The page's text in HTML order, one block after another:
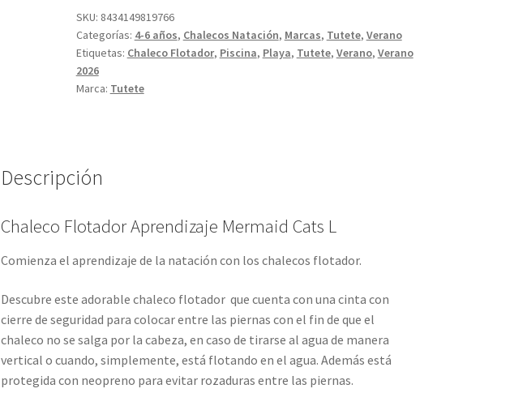
SKU: 8434149819766
Categorías: 4-6 años, Chalecos Natación, Marcas, Tutete, Verano
Etiquetas: Chaleco Flotador, Piscina, Playa, Tutete, Verano, Verano
2026
Marca: Tutete
Descripción
Chaleco Flotador Aprendizaje Mermaid Cats L
Comienza el aprendizaje de la natación con los chalecos flotador.
Descubre este adorable chaleco flotador que cuenta con una cinta con
cierre de seguridad para colocar entre las piernas con el fin de que el
chaleco no se salga por la cabeza, en caso de tirarse al agua de manera
vertical o cuando, simplemente, está flotando en el agua. Además está
protegida con neopreno para evitar rozaduras entre las piernas.